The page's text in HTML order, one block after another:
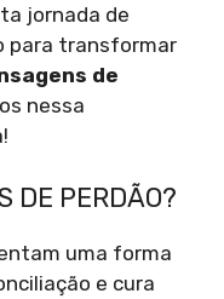
jornada de
para transformar
de
nessa
DE PERDÃO?
uma forma
e cura